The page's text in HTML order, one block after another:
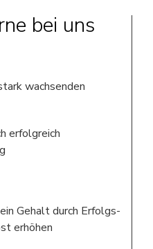
bei uns
wachsenden
erfolgreich
Gehalt durch Erfolgs-
erhöhen